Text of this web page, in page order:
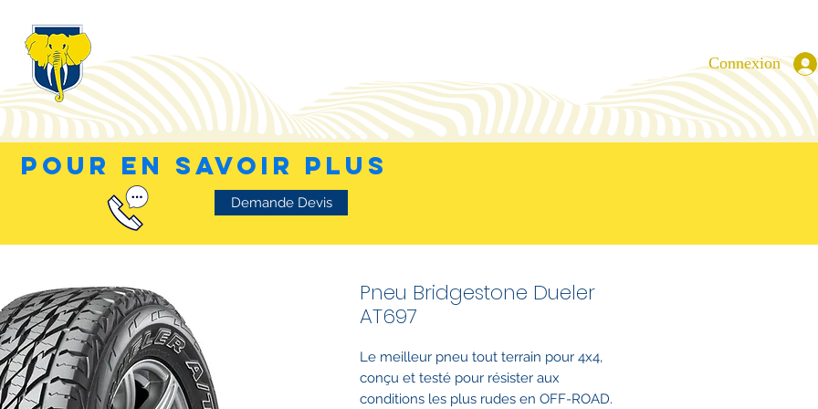
Connexion
POUR EN SAVOIR PLUS
Demande Devis
Pneu Bridgestone Dueler
AT697
Le meilleur pneu tout terrain pour 4x4,
conçu et testé pour résister aux
conditions les plus rudes en OFF-ROAD.